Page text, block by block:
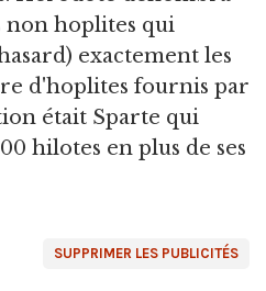
non hoplites qui
exactement les
d'hoplites fournis par
était Sparte qui
hilotes en plus de ses
SUPPRIMER LES PUBLICITÉS